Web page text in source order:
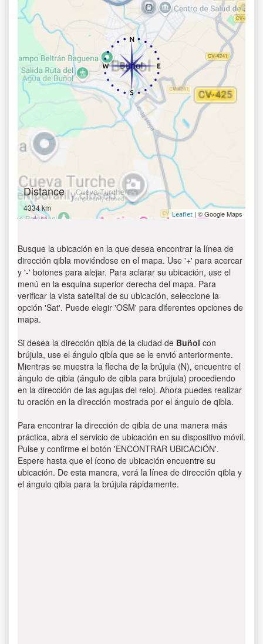
Distance
4334 km
Leaflet | © Google Maps
Busque la ubicación en la que desea encontrar la línea de
dirección qibla moviéndose en el mapa. Use '+' para acercar
y '-' botones para alejar. Para aclarar su ubicación, use el
menú en la esquina superior derecha del mapa. Para
verificar la vista satelital de su ubicación, seleccione la
opción 'Sat'. Puede elegir 'OSM' para diferentes opciones de
mapa.
Si desea la dirección qibla de la ciudad de Buñol con
brújula, use el ángulo qibla que se le envió anteriormente.
Mientras se muestra la flecha de la brújula (N), encuentre el
ángulo de qibla (ángulo de qibla para brújula) procediendo
en la dirección de las agujas del reloj. Ahora puedes realizar
tu oración en la dirección mostrada por el ángulo de qibla.
Para encontrar la dirección de qibla de una manera más
práctica, abra el servicio de ubicación en su dispositivo móvil.
Pulse y confirme el botón 'ENCONTRAR UBICACIÓN'.
Espere hasta que el ícono de ubicación encuentre su
ubicación. De esta manera, verá la línea de dirección qibla y
el ángulo qibla para la brújula rápidamente.